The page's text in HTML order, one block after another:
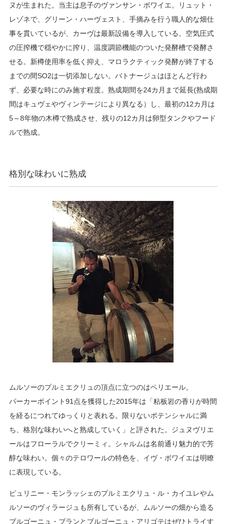
ヌが生まれた。当主は息子のヴァンサン・ボワイエ。リュット・
レゾネで、グリーン・ハーヴェスト、手摘みを行う職人的な畑仕
事を貫いているが、カーヴは最新設備を導入している。空気圧式
の圧搾機で穏やかに搾り、温度調節機能のついた発酵槽で発酵さ
せる。新樽使用率を低く抑え、マロラクティック発酵が終了する
までの間SO2は一切添加しない。バトナージュはほとんど行わ
ず、必要な時にのみ施す程度。熟成期間を24カ月まで延長(熟成期
間はキュヴェやヴィンテージにより異なる）し、最初の12カ月は
5～8年物の木樽で熟成させ、残りの12カ月は卵型タンクやフード
ルで熟成。
格別な味わいに熟成
ムルソーのプルミエクリュの頂点に立つのはペリエール。
パーカーポイント91点を獲得した2015年は「粘板岩の香りが時間
を経るにつれてゆっくりと表れる。限りないポテンシャルに満
ち、格別な味わいへと熟成していく」と評された。ジュヌヴリエ
ールはフローラルでクリーミィ。シャルムは名前通り魅力的で芳
醇な味わい。個々のテロワールの特色を、イヴ・ボワイエは明瞭
に表現している。
ピュリニー・モンラッシェのプルミエクリュ・ル・カイユレやム
ルソーのヴィラージュも所有しているが、ムルソーの畑から造る
ブルゴーニュ・ブランとブルゴーニュ・アリゴテはぜひトライす